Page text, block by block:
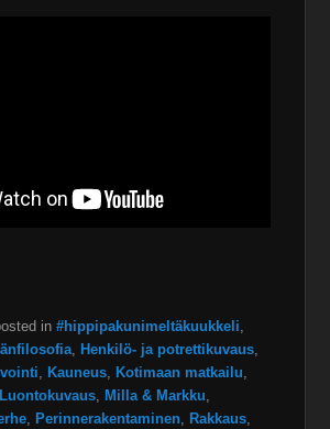
in#hippipakunimeltäkuukkeli,
, Henkilö- ja potrettikuvaus,
, Kauneus, Kotimaan matkailu,
Luontokuvaus, Milla & Markku,
, Perinnerakentaminen, Rakkaus,